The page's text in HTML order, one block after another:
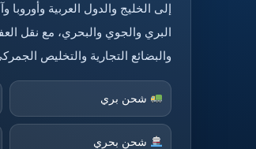
إلى الخليج والدول العربية
البري والجوي والبحري، مع نقل
والبضائع التجارية والتخليص
شحن بري
شحن بحري